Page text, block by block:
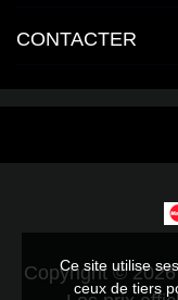
CONTACTER
Ce site utilise
ceux de tiers
Copyright ©